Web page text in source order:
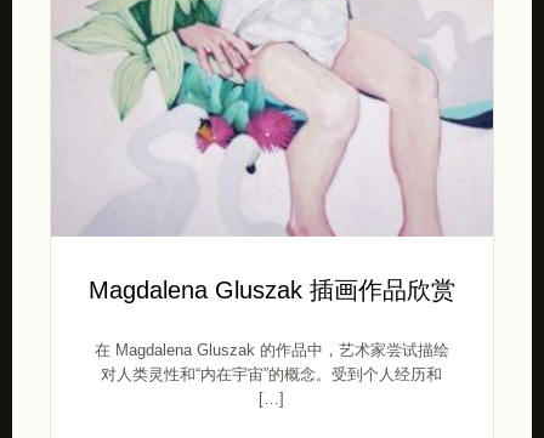
Magdalena Gluszak 插画作品欣赏
在 Magdalena Gluszak 的作品中，艺术家尝试描绘
对人类灵性和“内在宇宙”的概念。受到个人经历和
[…]